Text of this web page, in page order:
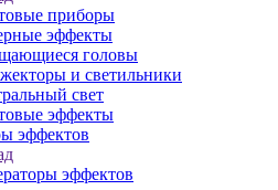
приборы
эффекты
головы
и светильники
свет
эффекты
эффектов
эффектов